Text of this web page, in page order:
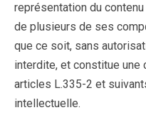
représentation du
de plusieurs de ses
que ce soit, sans
interdite, et constitue une
articles L.335-2 et
intellectuelle.